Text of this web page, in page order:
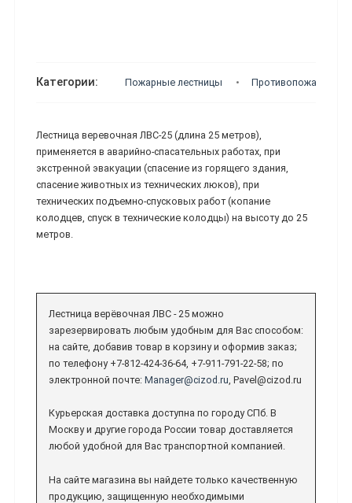
Категории: Пожарные лестницы Противопожарное
Лестница веревочная ЛВС-25 (длина 25 метров),
применяется в аварийно-спасательных работах, при
экстренной эвакуации (спасение из горящего здания,
спасение животных из технических люков), при
технических подъемно-спусковых работ (копание
колодцев, спуск в технические колодцы) на высоту до 25
метров.
Лестница верёвочная ЛВС - 25 можно
зарезервировать любым удобным для Вас способом:
на сайте, добавив товар в корзину и оформив заказ;
по телефону +7-812-424-36-64, +7-911-791-22-58; по
электронной почте: Manager@cizod.ru , Pavel@cizod.ru
Курьерская доставка доступна по городу СПб. В
Москву и другие города России товар доставляется
любой удобной для Вас транспортной компанией.
На сайте магазина вы найдете только качественную
продукцию, защищенную необходимыми